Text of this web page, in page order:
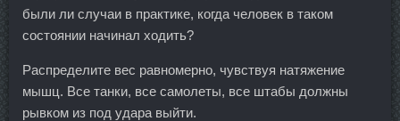
были ли случаи в практике, когда человек в таком
состоянии начинал ходить?
Распределите вес равномерно, чувствуя натяжение
мышц. Все танки, все самолеты, все штабы должны
рывком из под удара выйти.